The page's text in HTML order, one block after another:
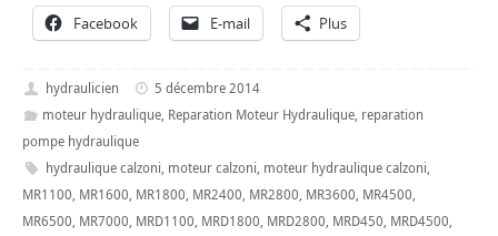
Facebook E-mail Plus
hydraulicien
5 décembre 2014
moteur hydraulique, Reparation Moteur Hydraulique, reparation
pompe hydraulique
hydraulique calzoni, moteur calzoni, moteur hydraulique calzoni,
MR1100, MR1600, MR1800, MR2400, MR2800, MR3600, MR4500,
MR6500, MR7000, MRD1100, MRD1800, MRD2800, MRD450, MRD4500,